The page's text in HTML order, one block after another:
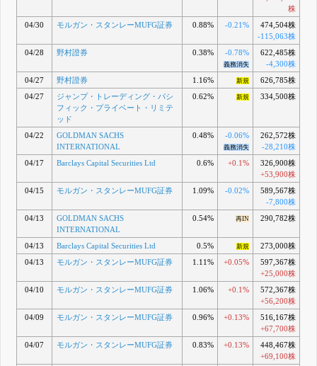
株
04/30
モルガン・スタンレーMUFG証券 0.88% -0.21%
474,504株
-115,063株
04/28
野村證券 0.38% -0.78%
義務消失
622,485株
-4,300株
04/27
野村證券 1.16% 新規
626,785株
04/27
ジャンプ・トレーディング・パシ
フィック・プライベート・リミテ
ッド
0.62% 新規 334,500株
04/22
GOLDMAN SACHS
INTERNATIONAL
0.48% -0.06%
義務消失
262,572株
-28,210株
04/17
Barclays Capital Securities Ltd 0.6% +0.1%
326,900株
+53,900株
04/15
モルガン・スタンレーMUFG証券 1.09% -0.02%
589,567株
-7,800株
04/13
GOLDMAN SACHS
INTERNATIONAL
0.54% 再IN 290,782株
04/13 Barclays Capital Securities Ltd 0.5% 新規
273,000株
04/13
モルガン・スタンレーMUFG証券 1.11% +0.05%
597,367株
+25,000株
04/10
モルガン・スタンレーMUFG証券 1.06% +0.1%
572,367株
+56,200株
04/09
モルガン・スタンレーMUFG証券 0.96% +0.13%
516,167株
+67,700株
04/07
モルガン・スタンレーMUFG証券 0.83% +0.13%
448,467株
+69,100株